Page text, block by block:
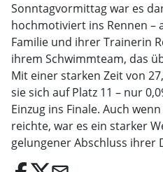
Sonntagvormittag war es
hochmotiviert ins Rennen –
Familie und ihrer Trainerin
ihrem Schwimmteam, das
Mit einer starken Zeit von
sie sich auf Platz 11 – nur
Einzug ins Finale. Auch
reichte, war es ein starker
gelungener Abschluss ihrer